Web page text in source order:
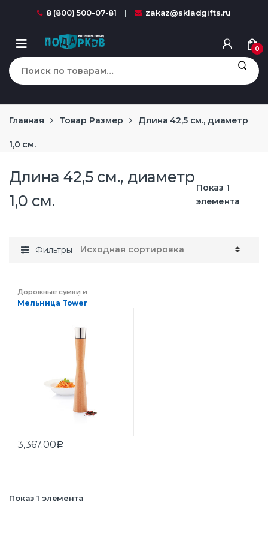
8 (800) 500-07-81 zakaz@skladgifts.ru
0
Искать:
Главная Товар Размер Длина 42,5 см., диаметр
1,0 см.
Длина 42,5 см., диаметр
1,0 см.
Показ 1
элемента
Фильтры
Дорожные сумки и
чемоданы Портфели и
сумки,Сумки
Мельница Tower
3,367.00Р
Показ 1 элемента